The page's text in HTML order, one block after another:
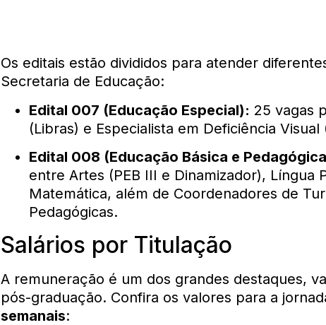
Os editais estão divididos para atender
Secretaria de Educação:
Edital 007 (Educação Especial): 25 vagas
(Libras) e Especialista em Deficiência
Edital 008 (Educação Básica e
entre Artes (PEB III e Dinamizador), Língua
Matemática, além de Coordenadores de
Pedagógicas.
Salários por Titulação
A remuneração é um dos grandes destaques,
pós-graduação. Confira os valores para a
semanais: